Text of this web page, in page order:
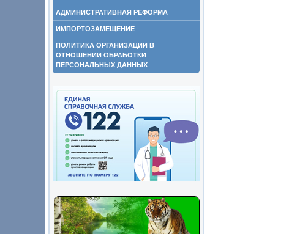
АДМИНИСТРАТИВНАЯ РЕФОРМА
ИМПОРТОЗАМЕЩЕНИЕ
ПОЛИТИКА ОРГАНИЗАЦИИ В
ОТНОШЕНИИ ОБРАБОТКИ
ПЕРСОНАЛЬНЫХ ДАННЫХ